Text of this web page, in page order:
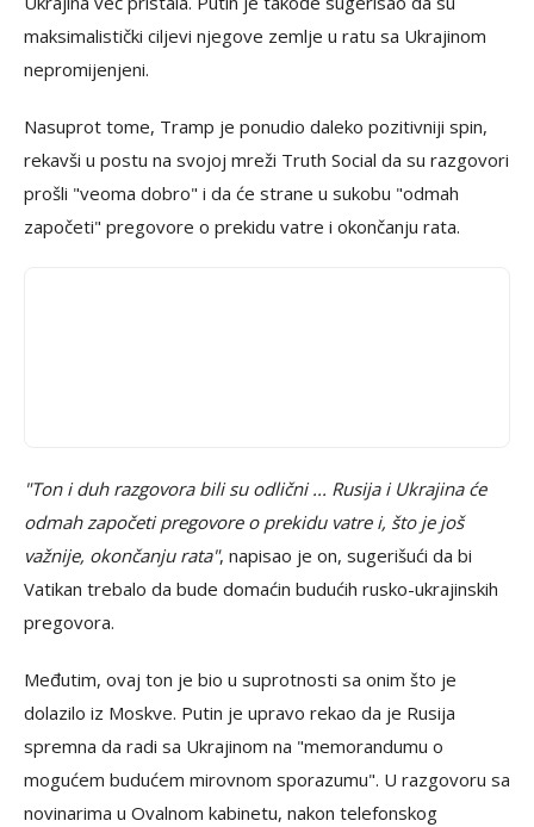
maksimalistički ciljevi njegove zemlje u ratu sa Ukrajinom
nepromijenjeni.
Nasuprot tome, Tramp je ponudio daleko pozitivniji spin,
rekavši u postu na svojoj mreži Truth Social da su razgovori
prošli "veoma dobro" i da će strane u sukobu "odmah
započeti" pregovore o prekidu vatre i okončanju rata.
"Ton i duh razgovora bili su odlični ... Rusija i Ukrajina će
odmah započeti pregovore o prekidu vatre i, što je još
važnije, okončanju rata", napisao je on, sugerišući da bi
Vatikan trebalo da bude domaćin budućih rusko-ukrajinskih
pregovora.
Međutim, ovaj ton je bio u suprotnosti sa onim što je
dolazilo iz Moskve. Putin je upravo rekao da je Rusija
spremna da radi sa Ukrajinom na "memorandumu o
mogućem budućem mirovnom sporazumu". U razgovoru sa
novinarima u Ovalnom kabinetu, nakon telefonskog